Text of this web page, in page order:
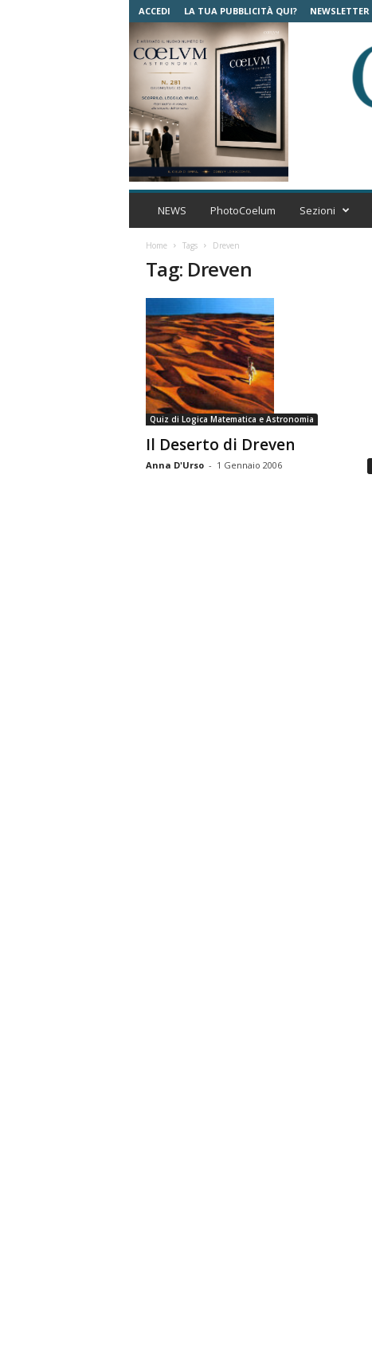
ACCEDI LA TUA PUBBLICITÀ QUI? NEWSLETTER
C
i
a
NEWS PhotoCoelum Sezioni
Home Tags Dreven
Tag: Dreven
Quiz di Logica Matematica e Astronomia
Il Deserto di Dreven
Anna D'Urso - 1 Gennaio 2006